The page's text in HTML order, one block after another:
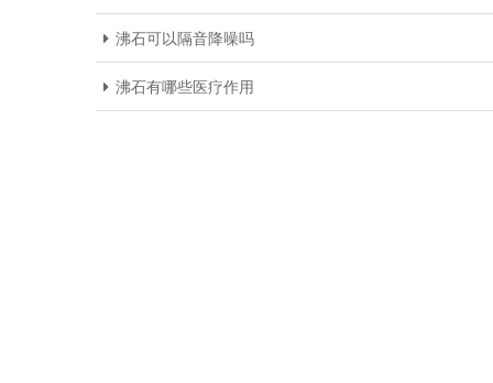
沸石可以隔音降噪吗
沸石有哪些医疗作用